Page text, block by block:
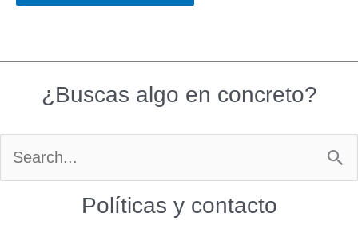
¿Buscas algo en concreto?
Políticas y contacto